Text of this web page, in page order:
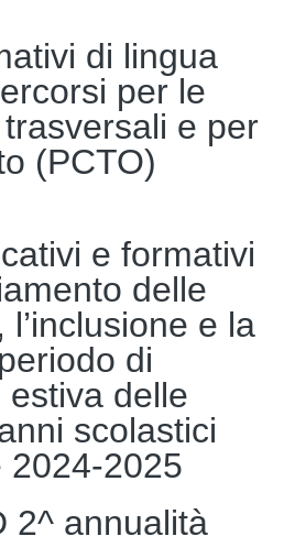
di lingua
per le
e per
(PCTO)
e formativi
delle
e la
di
delle
scolastici
2024-2025
2^ annualità